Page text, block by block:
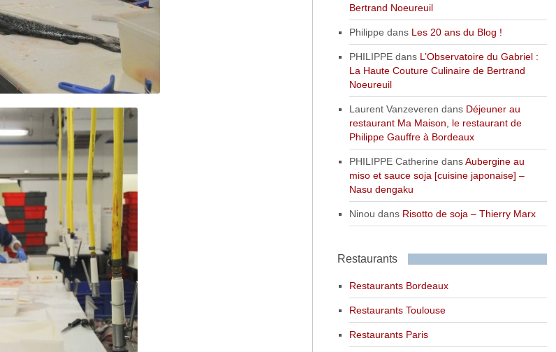
Bertrand Noeureuil
Philippe dans Les 20 ans du Blog !
PHILIPPEdans L’Observatoire du Gabriel :
La Haute Couture Culinaire de Bertrand
Noeureuil
Laurent Vanzeveren dans Déjeuner au
restaurant Ma Maison, le restaurant de
Philippe Gauffre à Bordeaux
PHILIPPE Catherine dansAubergine au
miso et sauce soja [cuisine japonaise] –
Nasu dengaku
Ninou dans Risotto de soja – Thierry Marx
Restaurants
Restaurants Bordeaux
Restaurants Toulouse
Restaurants Paris